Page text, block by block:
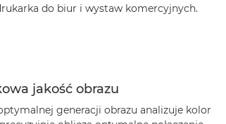
do biur i wystaw komercyjnych.
jakość obrazu
generacji obrazu analizuje kolor